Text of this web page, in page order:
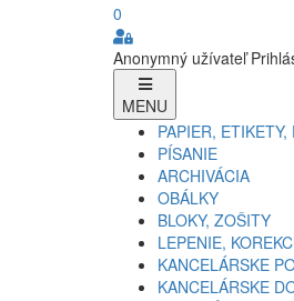
0
Anonymný užívateľ
MENU
PAPIER, ETIKETY,
PÍSANIE
ARCHIVÁCIA
OBÁLKY
BLOKY, ZOŠITY
LEPENIE,
KANCELÁRSKE
KANCELÁRSKE